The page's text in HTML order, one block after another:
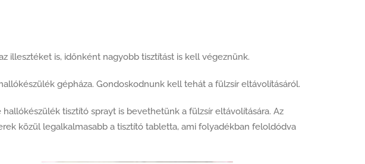
illesztéket is, időnként nagyobb tisztítást is kell végeznünk.
gépháza. Gondoskodnunk kell tehát a fülzsír eltávolításáról.
tisztító sprayt is bevethetünk a fülzsír eltávolítására. Az
közül legalkalmasabb a tisztító tabletta, ami folyadékban feloldódva